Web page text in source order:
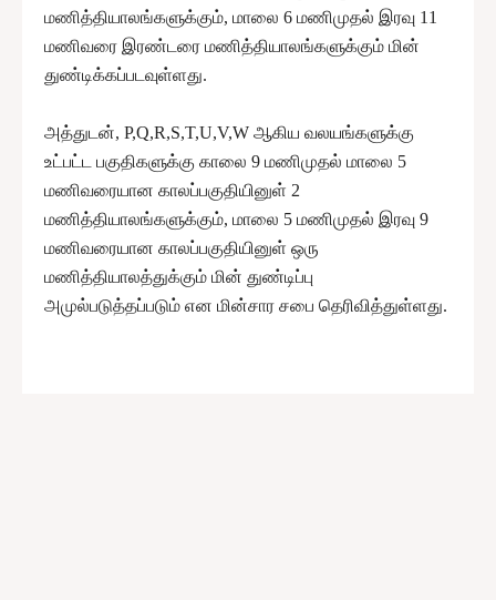
மணித்தியாலங்களுக்கும், மாலை 6 மணிமுதல் இரவு 11
மணிவரை இரண்டரை மணித்தியாலங்களுக்கும் மின்
துண்டிக்கப்படவுள்ளது.
அத்துடன், P,Q,R,S,T,U,V,W ஆகிய வலயங்களுக்கு
உட்பட்ட பகுதிகளுக்கு காலை 9 மணிமுதல் மாலை 5
மணிவரையான காலப்பகுதியினுள் 2
மணித்தியாலங்களுக்கும், மாலை 5 மணிமுதல் இரவு 9
மணிவரையான காலப்பகுதியினுள் ஒரு
மணித்தியாலத்துக்கும் மின் துண்டிப்பு
அமுல்படுத்தப்படும் என மின்சார சபை தெரிவித்துள்ளது.